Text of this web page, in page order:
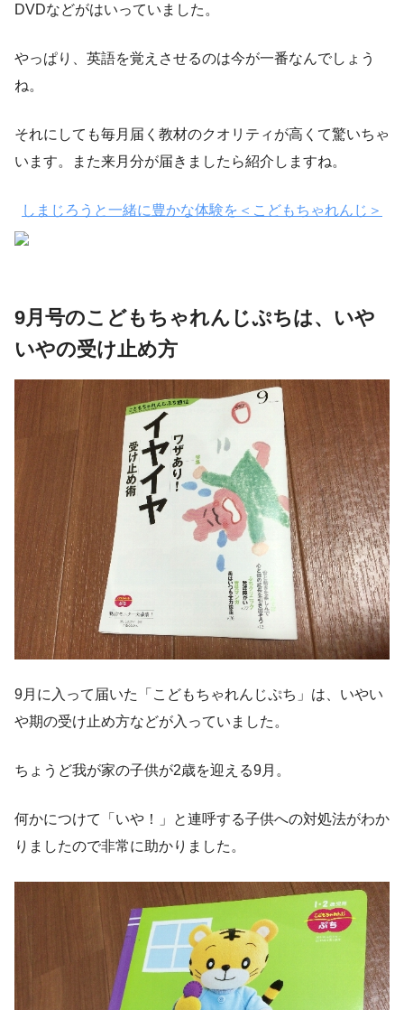
DVDなどがはいっていました。
やっぱり、英語を覚えさせるのは今が一番なんでしょう
ね。
それにしても毎月届く教材のクオリティが高くて驚いちゃ
います。また来月分が届きましたら紹介しますね。
しまじろうと一緒に豊かな体験を＜こどもちゃれんじ＞
9月号のこどもちゃれんじぷちは、いや
いやの受け止め方
9月に入って届いた「こどもちゃれんじぷち」は、いやい
や期の受け止め方などが入っていました。
ちょうど我が家の子供が2歳を迎える9月。
何かにつけて「いや！」と連呼する子供への対処法がわか
りましたので非常に助かりました。